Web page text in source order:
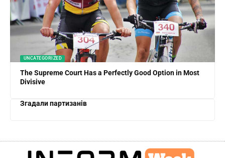
UNCATEGORIZED
The Supreme Court Has a Perfectly Good Option in Most
Divisive
Згадали партизанів